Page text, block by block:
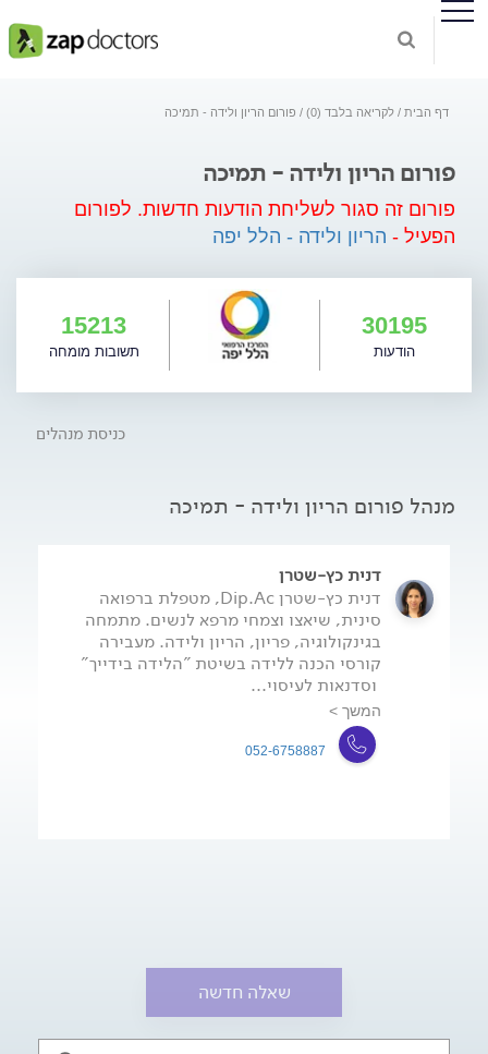
דף הבית לקריאה בלבד (0) פורום הריון ולידה - תמיכה
פורום הריון ולידה - תמיכה
פורום זה סגור לשליחת הודעות חדשות. לפורום
הפעיל - הריון ולידה - הלל יפה
30195
הודעות
15213
תשובות מומחה
כניסת מנהלים
מנהל פורום הריון ולידה - תמיכה
דנית כץ-שטרן
דנית כץ-שטרן Dip.Ac, מטפלת ברפואה
סינית, שיאצו וצמחי מרפא לנשים. מתמחה
בגינקולוגיה, פריון, הריון ולידה. מעבירה
קורסי הכנה ללידה בשיטת "הלידה בידייך"
וסדנאות לעיסוי...
המשך >
052-6758887
שאלה חדשה